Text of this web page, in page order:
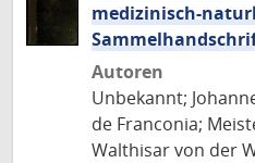
medizinisch-
Autoren
Unbekannt;
de Franconia;
Walthisar von der